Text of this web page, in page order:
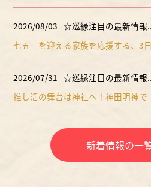
2026/08/03 ☆巡縁注目の最新情報
七五三を迎える家族を応援する、3
2026/07/31 ☆巡縁注目の最新情報
推し活の舞台は神社へ！神田明神
新着情報の一